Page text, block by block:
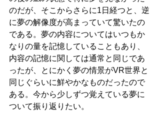
のだが、そこからさらに1日経つと、逆
に夢の解像度が高まっていて驚いたの
である。夢の内容についてはいつもか
なりの量を記憶していることもあり、
内容の記憶に関しては通常と同じであ
ったが、とにかく夢の情景がVR世界と
同じぐらいに鮮やかなものだったので
ある。今から少しずつ覚えている夢に
ついて振り返りたい。